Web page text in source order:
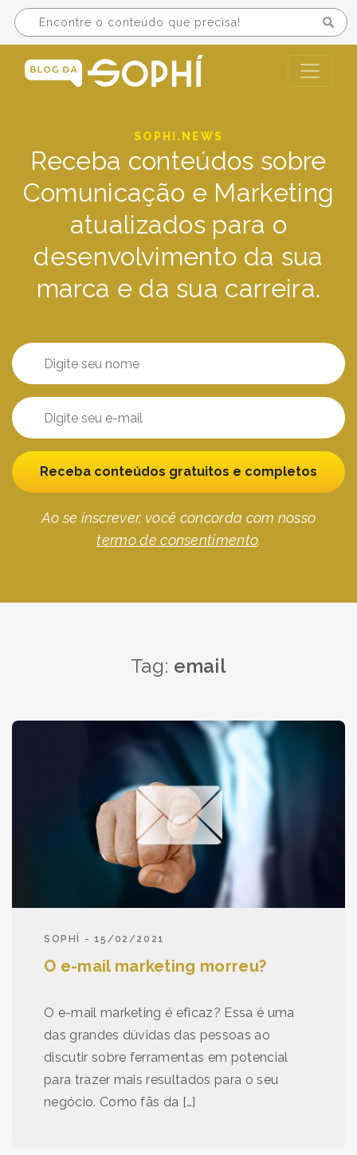
SOPHI.NEWS
Receba conteúdos sobre
Comunicação e Marketing
atualizados para o
desenvolvimento da sua
marca e da sua carreira.
Receba conteúdos gratuitos e completos
Ao se inscrever, você concorda com nosso
termo de consentimento.
Tag: email
SOPHÍ - 15/02/2021
O e-mail marketing morreu?
O e-mail marketing é eficaz? Essa é uma
das grandes dúvidas das pessoas ao
discutir sobre ferramentas em potencial
para trazer mais resultados para o seu
negócio. Como fãs da […]